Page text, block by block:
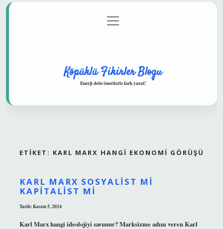
Gizlilik Politikası
menüyü
aç
Köpüklü Fikirler Blogu
Enerji dolu önerilerle fark yarat!
ETIKET: KARL MARX HANGI EKONOMI GÖRÜŞÜ
KARL MARX SOSYALIST MI
KAPITALIST MI
Tarih: Kasım 5, 2024
Karl Marx hangi ideolojiyi savunur? Marksizme adını veren Karl